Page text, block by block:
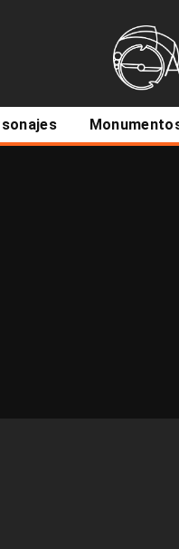
ayuda a la